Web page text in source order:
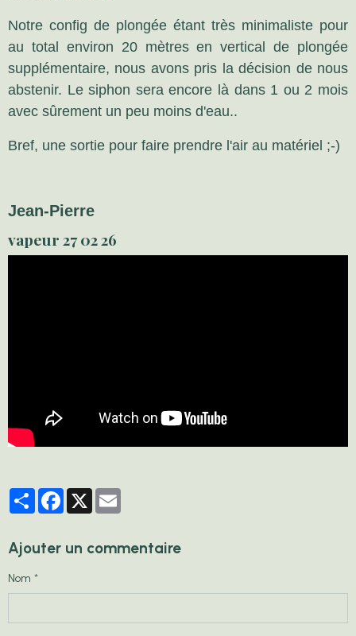
Notre config de plongée étant très minimaliste pour
au total environ 20 mètres en vertical de plongée
supplémentaire, nous avons pris la décision de nous
abstenir. Le siphon sera encore là dans 1 ou 2 mois
avec sûrement un peu moins d'eau..
Bref, une sortie pour faire prendre l'air au matériel ;-)
Jean-Pierre
vapeur 27 02 26
PartagerFacebook
X
Ajouter un commentaire
Nom